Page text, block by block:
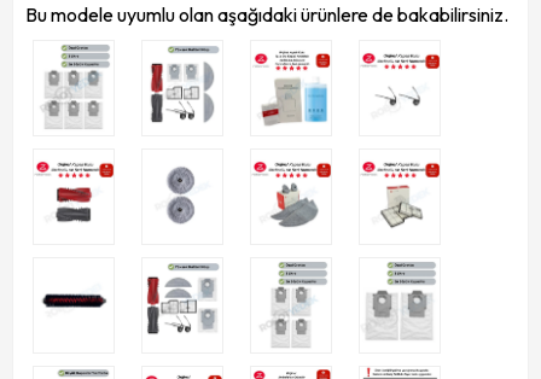
Bu modele uyumlu olan aşağıdaki ürünlere de bakabilirsiniz.